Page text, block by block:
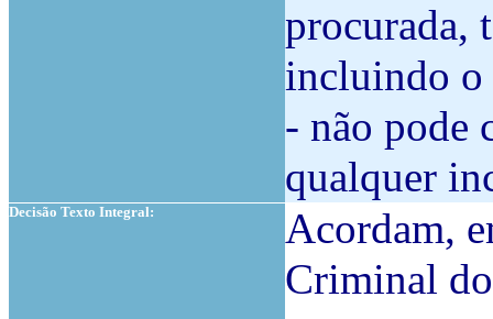
procurada,
incluindo o
- não pode
qualquer
Decisão Texto Integral:
Acordam,
Criminal